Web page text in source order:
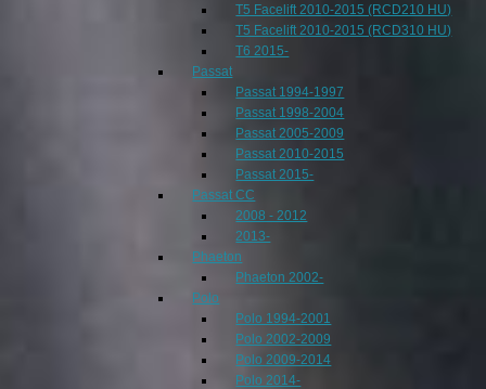
T5 Facelift 2010-2015 (RCD210 HU)
T5 Facelift 2010-2015 (RCD310 HU)
T6 2015-
Passat
Passat 1994-1997
Passat 1998-2004
Passat 2005-2009
Passat 2010-2015
Passat 2015-
Passat CC
2008 - 2012
2013-
Phaeton
Phaeton 2002-
Polo
Polo 1994-2001
Polo 2002-2009
Polo 2009-2014
Polo 2014-